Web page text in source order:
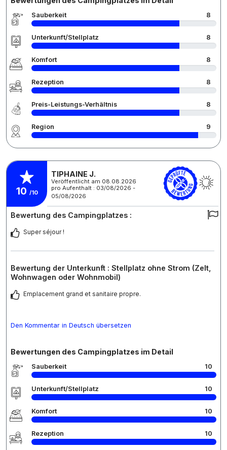
Sauberkeit 8
Unterkunft/Stellplatz 8
Komfort 8
Rezeption 8
Preis-Leistungs-Verhältnis 8
Region 9
10 /10
TIPHAINE J.
Veröffentlicht am 08.08.2026
pro Aufenthalt : 03/08/2026 -
05/08/2026
Bewertung des Campingplatzes :
Super séjour !
Bewertung der Unterkunft : Stellplatz ohne Strom (Zelt,
Wohnwagen oder Wohnmobil)
Emplacement grand et sanitaire propre.
Den Kommentar in Deutsch übersetzen
Bewertungen des Campingplatzes im Detail
Sauberkeit 10
Unterkunft/Stellplatz 10
Komfort 10
Rezeption 10